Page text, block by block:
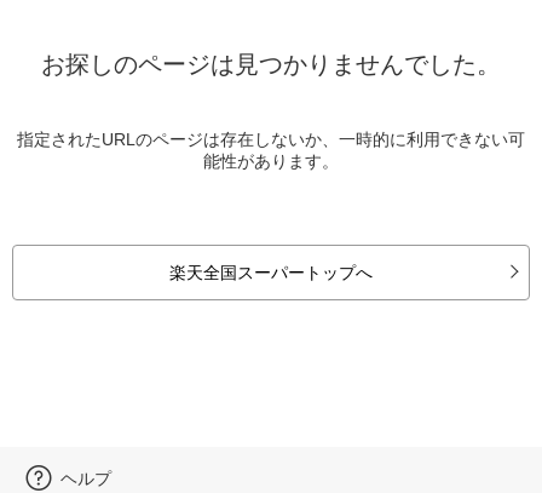
お探しのページは見つかりませんでした。
指定されたURLのページは存在しないか、一時的に利用できない可
能性があります。
楽天全国スーパートップへ
ヘルプ